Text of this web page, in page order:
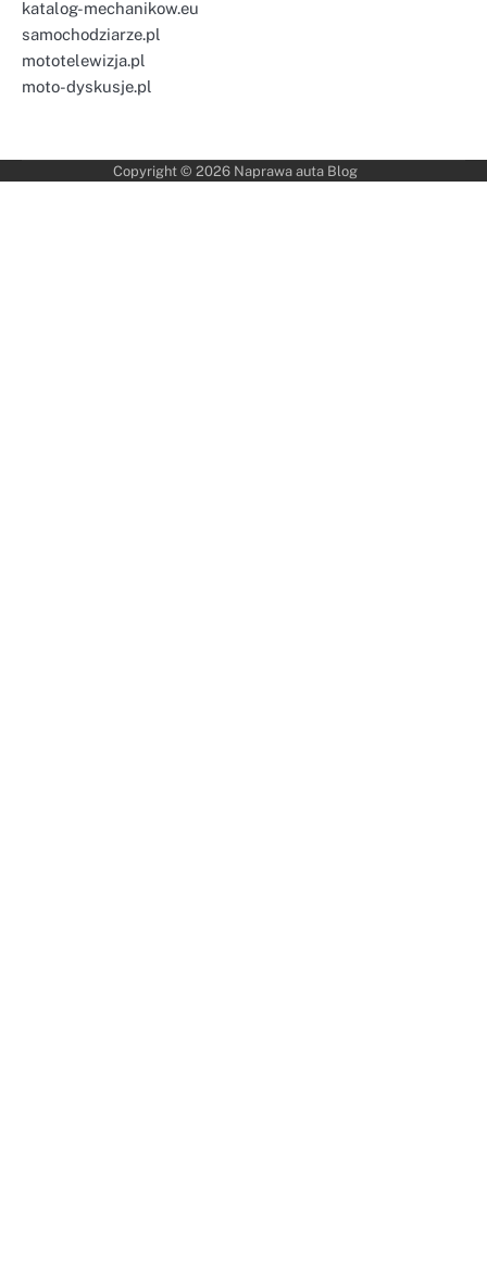
katalog-mechanikow.eu
samochodziarze.pl
mototelewizja.pl
moto-dyskusje.pl
Copyright © 2026 Naprawa auta Blog